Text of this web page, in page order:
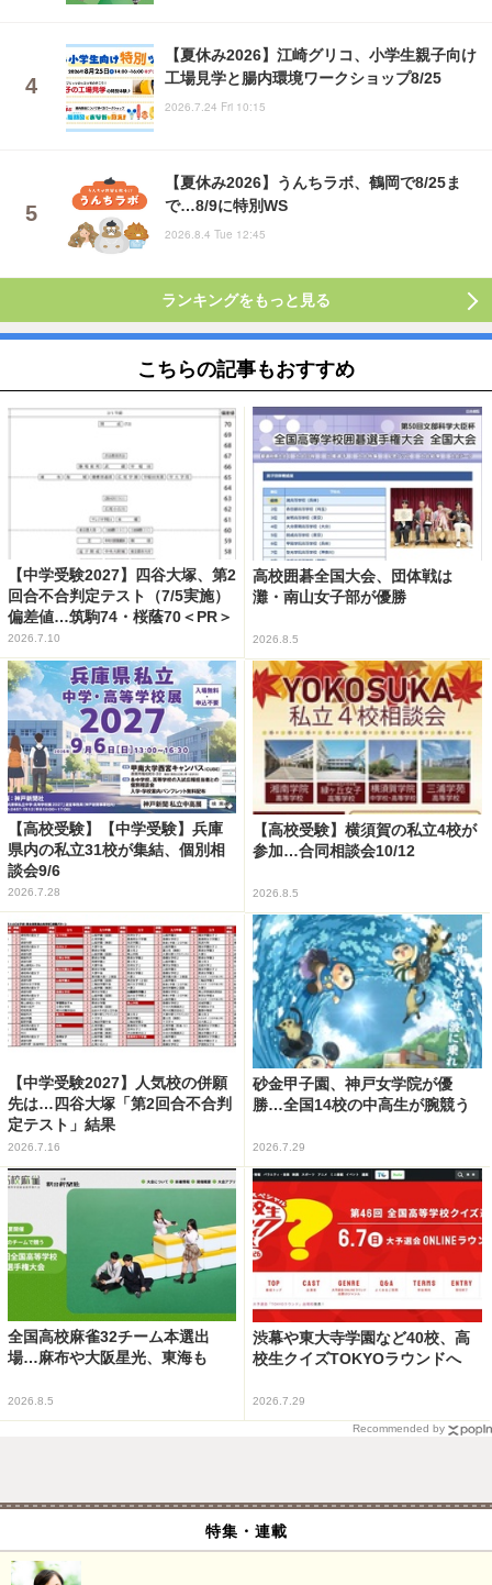
【夏休み2026】江崎グリコ、小学生親子向け
工場見学と腸内環境ワークショップ8/25
2026.7.24 Fri 10:15
【夏休み2026】うんちラボ、鶴岡で8/25ま
で…8/9に特別WS
2026.8.4 Tue 12:45
ランキングをもっと見る
こちらの記事もおすすめ
【中学受験2027】四谷大塚、第2
回合不合判定テスト（7/5実施）
偏差値…筑駒74・桜蔭70＜PR＞
2026.7.10
高校囲碁全国大会、団体戦は
灘・南山女子部が優勝
2026.8.5
【高校受験】【中学受験】兵庫
県内の私立31校が集結、個別相
談会9/6
2026.7.28
【高校受験】横須賀の私立4校が
参加…合同相談会10/12
2026.8.5
【中学受験2027】人気校の併願
先は…四谷大塚「第2回合不合判
定テスト」結果
2026.7.16
砂金甲子園、神戸女学院が優
勝…全国14校の中高生が腕競う
2026.7.29
全国高校麻雀32チーム本選出
場…麻布や大阪星光、東海も
2026.8.5
渋幕や東大寺学園など40校、高
校生クイズTOKYOラウンドへ
2026.7.29
Recommended by
特集・連載